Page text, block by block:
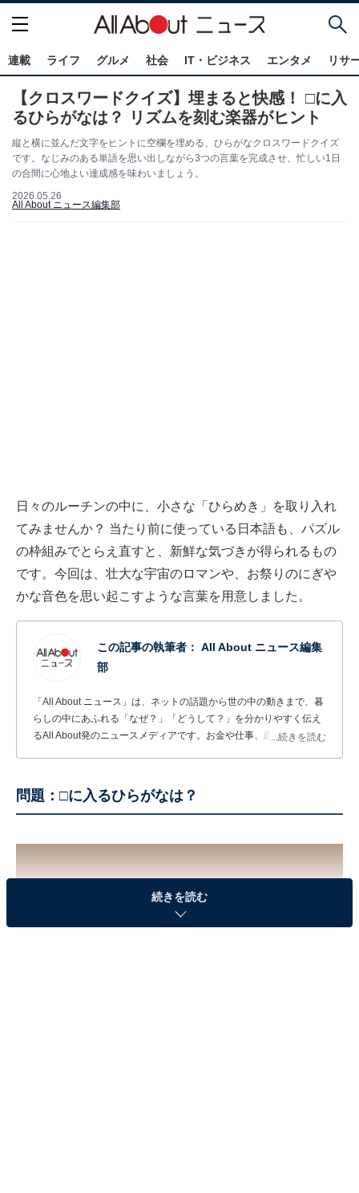
連載 ライフ グルメ 社会 IT・ビジネス エンタメ リサ
【クロスワードクイズ】埋まると快感！ □に入
るひらがなは？ リズムを刻む楽器がヒント
縦と横に並んだ文字をヒントに空欄を埋める、ひらがなクロスワードクイズ
です。なじみのある単語を思い出しながら3つの言葉を完成させ、忙しい1日
の合間に心地よい達成感を味わいましょう。
2026.05.26
All About ニュース編集部
日々のルーチンの中に、小さな「ひらめき」を取り入れ
てみませんか？ 当たり前に使っている日本語も、パズル
の枠組みでとらえ直すと、新鮮な気づきが得られるもの
です。今回は、壮大な宇宙のロマンや、お祭りのにぎや
かな音色を思い起こすような言葉を用意しました。
この記事の執筆者： All About ニュース編集
部
「All About ニュース」は、ネットの話題から世の中の動きまで、暮
らしの中にあふれる「なぜ？」「どうして？」を分かりやすく伝え
るAll About発のニュースメディアです。お金や仕事、恋愛、ITに関
...続きを読む
問題：□に入るひらがなは？
続きを読む